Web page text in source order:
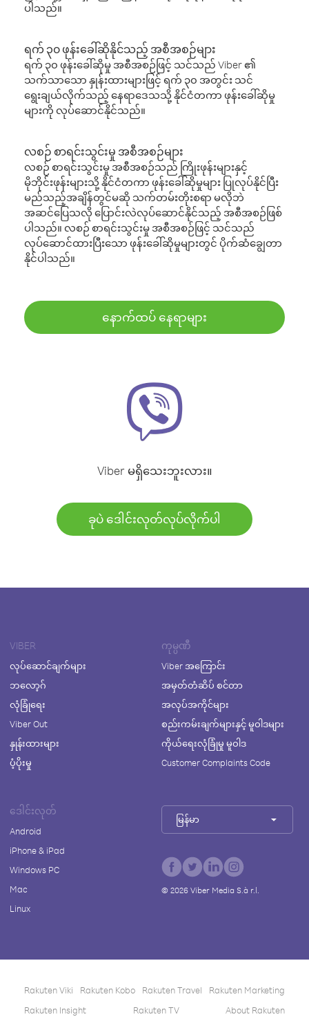
ပါသည်။
ရက် ၃၀ ဖုန်းခေါ်ဆိုနိုင်သည့် အစီအစဉ်များ
ရက် ၃၀ ဖုန်းခေါ်ဆိုမှု အစီအစဉ်ဖြင့် သင်သည် Viber ၏
သက်သာသော နှုန်းထားများဖြင့် ရက် ၃၀ အတွင်း သင်
ရွေးချယ်လိုက်သည့် နေရာဒေသသို့ နိုင်ငံတကာ ဖုန်းခေါ်ဆိုမှု
များကို လုပ်ဆောင်နိုင်သည်။
လစဉ် စာရင်းသွင်းမှု အစီအစဉ်များ
လစဉ် စာရင်းသွင်းမှု အစီအစဉ်သည် ကြိုးဖုန်းများနှင့်
မိုဘိုင်းဖုန်းများသို့ နိုင်ငံတကာ ဖုန်းခေါ်ဆိုမှုများ ပြုလုပ်နိုင်ပြီး
မည်သည့်အချိန်တွင်မဆို သက်တမ်းတိုးစရာ မလိုဘဲ
အဆင်ပြေသလို ပြောင်းလဲလုပ်ဆောင်နိုင်သည့် အစီအစဉ်ဖြစ်
ပါသည်။ လစဉ် စာရင်းသွင်းမှု အစီအစဉ်ဖြင့် သင်သည်
လုပ်ဆောင်ထားပြီးသော ဖုန်းခေါ်ဆိုမှုများတွင် ပိုက်ဆံချွေတာ
နိုင်ပါသည်။
နောက်ထပ် နေရာများ
Viber မရှိသေးဘူးလား။
ခုပဲ ဒေါင်းလုတ်လုပ်လိုက်ပါ
VIBER
လုပ်ဆောင်ချက်များ
ဘလော့ဂ်
လုံခြုံရေး
Viber Out
နှုန်းထားများ
ပံ့ပိုးမှု
ကုမ္ပဏီ
Viber အကြောင်း
အမှတ်တံဆိပ် စင်တာ
အလုပ်အကိုင်များ
စည်းကမ်းချက်များနှင့် မူဝါဒများ
ကိုယ်ရေးလုံခြုံမှု မူဝါဒ
Customer Complaints Code
ဒေါင်းလုတ်
Android
iPhone & iPad
Windows PC
Mac
Linux
မြန်မာ
© 2026Viber Media S.à r.l.
Rakuten Viki Rakuten Kobo Rakuten Travel
Rakuten Marketing
Rakuten Insight
Rakuten TV About Rakuten